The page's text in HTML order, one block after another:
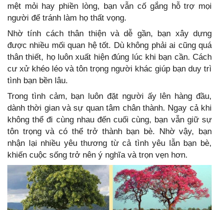
mệt mỏi hay phiền lòng, bạn vẫn cố gắng hỗ trợ mọi
người để tránh làm họ thất vọng.
Nhờ tính cách thân thiện và dễ gần, bạn xây dựng
được nhiều mối quan hệ tốt. Dù không phải ai cũng quá
thân thiết, họ luôn xuất hiện đúng lúc khi bạn cần. Cách
cư xử khéo léo và tôn trọng người khác giúp bạn duy trì
tình bạn bền lâu.
Trong tình cảm, bạn luôn đặt người ấy lên hàng đầu,
dành thời gian và sự quan tâm chân thành. Ngay cả khi
không thể đi cùng nhau đến cuối cùng, bạn vẫn giữ sự
tôn trọng và có thể trở thành bạn bè. Nhờ vậy, bạn
nhận lại nhiều yêu thương từ cả tình yêu lẫn bạn bè,
khiến cuộc sống trở nên ý nghĩa và trọn vẹn hơn.